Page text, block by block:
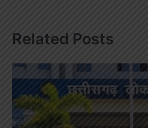
Related Posts